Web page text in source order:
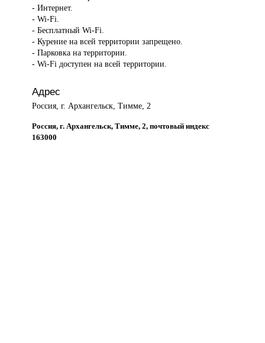
- Интернет.
- Wi-Fi.
- Бесплатный Wi-Fi.
- Курение на всей территории запрещено.
- Парковка на территории.
- Wi-Fi доступен на всей территории.
Адрес
Россия, г. Архангельск, Тимме, 2
Россия, г. Архангельск, Тимме, 2, почтовый индекс
163000